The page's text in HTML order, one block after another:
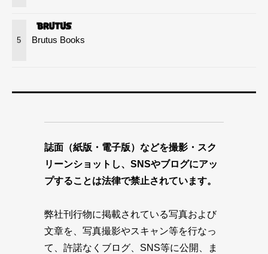
5 Brutus Books
誌面（紙版・電子版）などを撮影・スク
リーンショットし、SNSやブログにアッ
プすることは法律で禁止されています。
弊社刊行物に掲載されている写真および
文章を、写真撮影やスキャン等を行なっ
て、許諾なくブログ、SNS等に公開、ま